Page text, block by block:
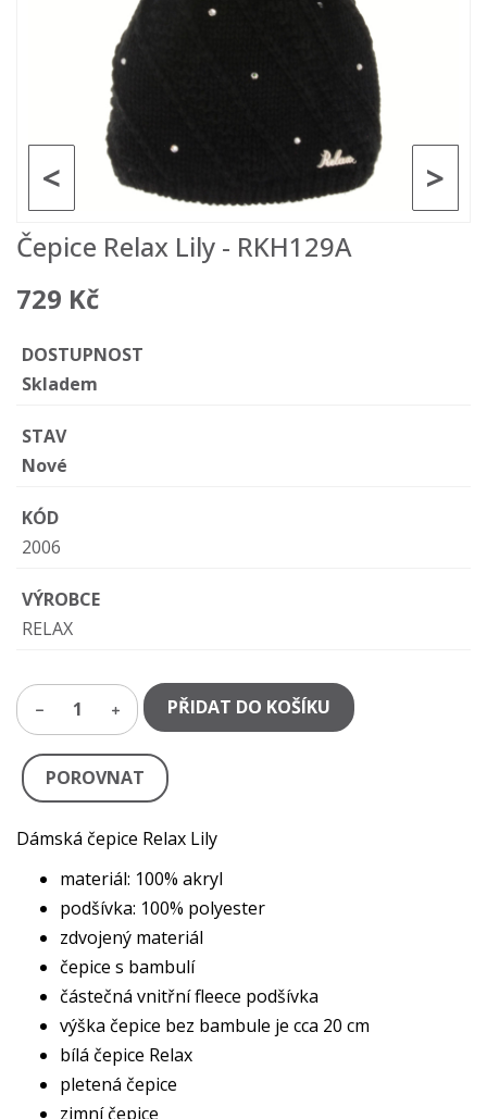
>
<
Čepice Relax Lily - RKH129A
729 Kč
DOSTUPNOST
Skladem
STAV
Nové
KÓD
2006
VÝROBCE
RELAX
1 PŘIDAT DO KOŠÍKU
POROVNAT
Dámská čepice Relax Lily
materiál: 100% akryl
podšívka: 100% polyester
zdvojený materiál
čepice s bambulí
částečná vnitřní fleece podšívka
výška čepice bez bambule je cca 20 cm
bílá čepice Relax
pletená čepice
zimní čepice